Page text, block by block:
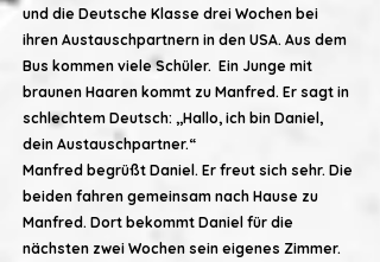
und die Deutsche Klasse drei Wochen bei
ihren Austauschpartnern in den USA. Aus dem
Bus kommen viele Schüler. Ein Junge mit
braunen Haaren kommt zu Manfred. Er sagt in
schlechtem Deutsch: ,,Hallo, ich bin Daniel,
dein Austauschpartner.“
Manfred begrüßt Daniel. Er freut sich sehr. Die
beiden fahren gemeinsam nach Hause zu
Manfred. Dort bekommt Daniel für die
nächsten zwei Wochen sein eigenes Zimmer.